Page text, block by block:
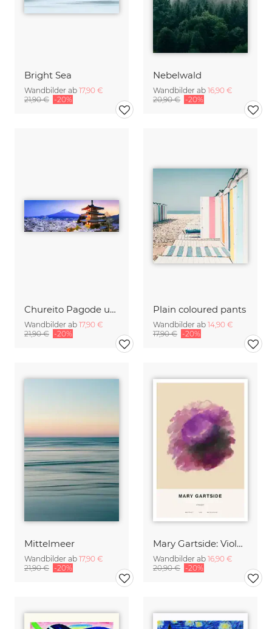
Bright Sea
Wandbilder ab 17,90 €
21,90 € -20%
Nebelwald
Wandbilder ab 16,90 €
20,90 € -20%
Chureito Pagode und Berg Fuji Panorama
Wandbilder ab 17,90 €
21,90 € -20%
Plain coloured pants
Wandbilder ab 14,90 €
17,90 € -20%
Mittelmeer
Wandbilder ab 17,90 €
21,90 € -20%
Mary Gartside: Violett
Wandbilder ab 16,90 €
20,90 € -20%